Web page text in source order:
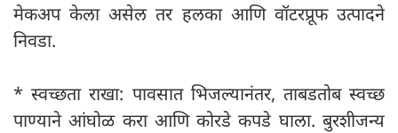
मेकअप केला असेल तर हलका आणि वॉटरप्रूफ उत्पादने
निवडा.
* स्वच्छता राखा: पावसात भिजल्यानंतर, ताबडतोब स्वच्छ
पाण्याने आंघोळ करा आणि कोरडे कपडे घाला. बुरशीजन्य